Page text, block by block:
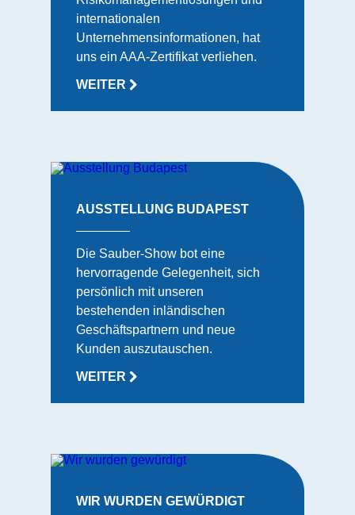
internationalen
Unternehmensinformationen, hat
uns ein AAA-Zertifikat verliehen.
WEITER
AUSSTELLUNG BUDAPEST
Die Sauber-Show bot eine
hervorragende Gelegenheit, sich
persönlich mit unseren
bestehenden inländischen
Geschäftspartnern und neue
Kunden auszutauschen.
WEITER
WIR WURDEN GEWÜRDIGT